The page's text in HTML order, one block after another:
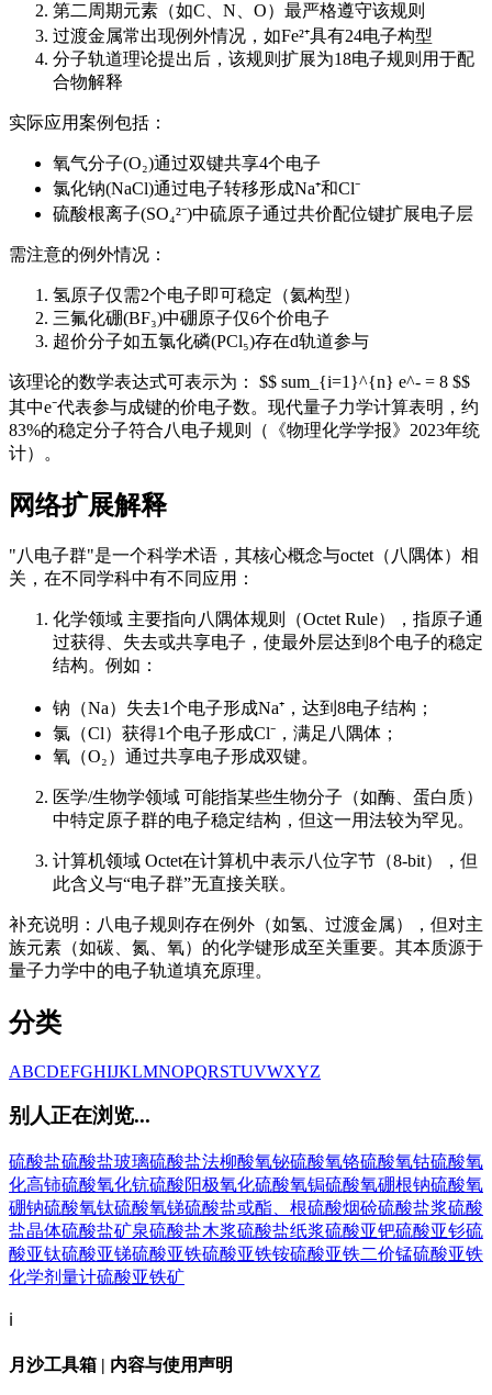
第二周期元素（如C、N、O）最严格遵守该规则
过渡金属常出现例外情况，如Fe²⁺具有24电子构型
分子轨道理论提出后，该规则扩展为18电子规则用于配
合物解释
实际应用案例包括：
氧气分子(O₂)通过双键共享4个电子
氯化钠(NaCl)通过电子转移形成Na⁺和Cl⁻
硫酸根离子(SO₄²⁻)中硫原子通过共价配位键扩展电子层
需注意的例外情况：
氢原子仅需2个电子即可稳定（氦构型）
三氟化硼(BF₃)中硼原子仅6个价电子
超价分子如五氯化磷(PCl₅)存在d轨道参与
该理论的数学表达式可表示为： $$ sum_{i=1}^{n} e^- = 8 $$
其中e⁻代表参与成键的价电子数。现代量子力学计算表明，约
83%的稳定分子符合八电子规则（《物理化学学报》2023年统
计）。
网络扩展解释
"八电子群"是一个科学术语，其核心概念与octet（八隅体）相
关，在不同学科中有不同应用：
化学领域 主要指向八隅体规则（Octet Rule），指原子通
过获得、失去或共享电子，使最外层达到8个电子的稳定
结构。例如：
钠（Na）失去1个电子形成Na⁺，达到8电子结构；
氯（Cl）获得1个电子形成Cl⁻，满足八隅体；
氧（O₂）通过共享电子形成双键。
医学/生物学领域 可能指某些生物分子（如酶、蛋白质）
中特定原子群的电子稳定结构，但这一用法较为罕见。
计算机领域 Octet在计算机中表示八位字节（8-bit），但
此含义与“电子群”无直接关联。
补充说明：八电子规则存在例外（如氢、过渡金属），但对主
族元素（如碳、氮、氧）的化学键形成至关重要。其本质源于
量子力学中的电子轨道填充原理。
分类
ABCDEFGHIJKLMNOPQRSTUVWXYZ
别人正在浏览...
硫酸盐硫酸盐玻璃硫酸盐法柳酸氧铋硫酸氧铬硫酸氧钴硫酸氧
化高铈硫酸氧化钪硫酸阳极氧化硫酸氧锔硫酸氧硼根钠硫酸氧
硼钠硫酸氧钛硫酸氧锑硫酸盐或酯、根硫酸烟硷硫酸盐浆硫酸
盐晶体硫酸盐矿泉硫酸盐木浆硫酸盐纸浆硫酸亚钯硫酸亚钐硫
酸亚钛硫酸亚锑硫酸亚铁硫酸亚铁铵硫酸亚铁二价锰硫酸亚铁
化学剂量计硫酸亚铁矿
ℹ️
月沙工具箱 | 内容与使用声明